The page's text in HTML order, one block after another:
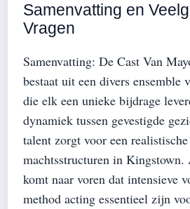
Samenvatting en
Vragen
Samenvatting: De Cast Van
bestaat uit een divers ensemble
die elk een unieke bijdrage
dynamiek tussen gevestigde
talent zorgt voor een
machtsstructuren in Kingstown.
komt naar voren dat intensieve
method acting essentieel zijn